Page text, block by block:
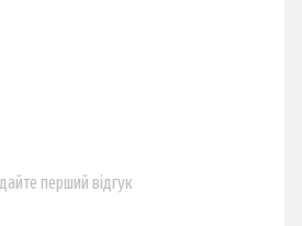
перший відгук